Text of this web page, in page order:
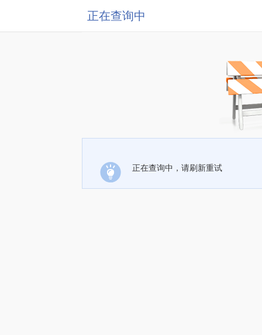
正在查询中
正在查询中，请刷新重试